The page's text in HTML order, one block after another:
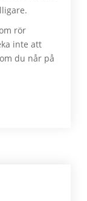
rör
inte att
du når på